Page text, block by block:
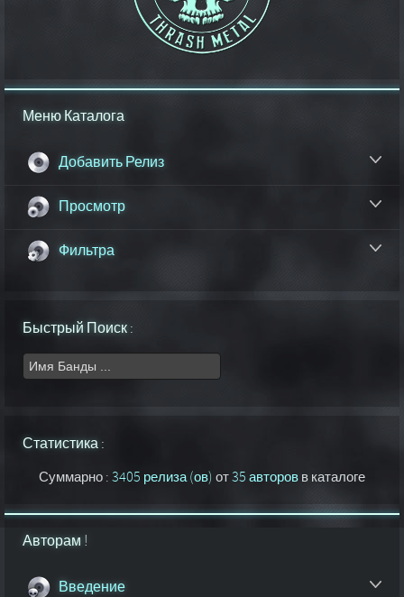
Меню Каталога
Добавить Релиз
Просмотр
Фильтра
Быстрый Поиск :
Статистика :
Суммарно : 3405 релиза (ов) от35 авторов в каталоге
Авторам !
Введение